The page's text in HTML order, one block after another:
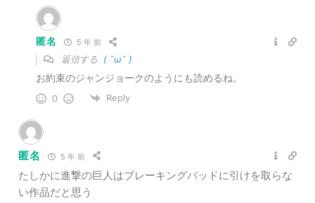
匿名 5 年 前
返信する ( ˘ω˘ )
お約束のジャンジョークのようにも読めるね。
0 Reply
匿名 5 年 前
たしかに進撃の巨人はブレーキングバッドに引けを取らな
い作品だと思う